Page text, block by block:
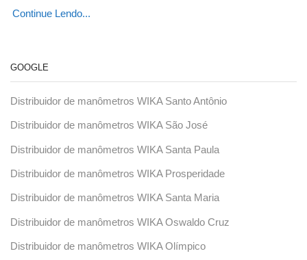
Continue Lendo...
GOOGLE
Distribuidor de manômetros WIKA Santo Antônio
Distribuidor de manômetros WIKA São José
Distribuidor de manômetros WIKA Santa Paula
Distribuidor de manômetros WIKA Prosperidade
Distribuidor de manômetros WIKA Santa Maria
Distribuidor de manômetros WIKA Oswaldo Cruz
Distribuidor de manômetros WIKA Olímpico